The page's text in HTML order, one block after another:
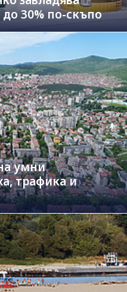
30% по-скъпо
умни
трафика и